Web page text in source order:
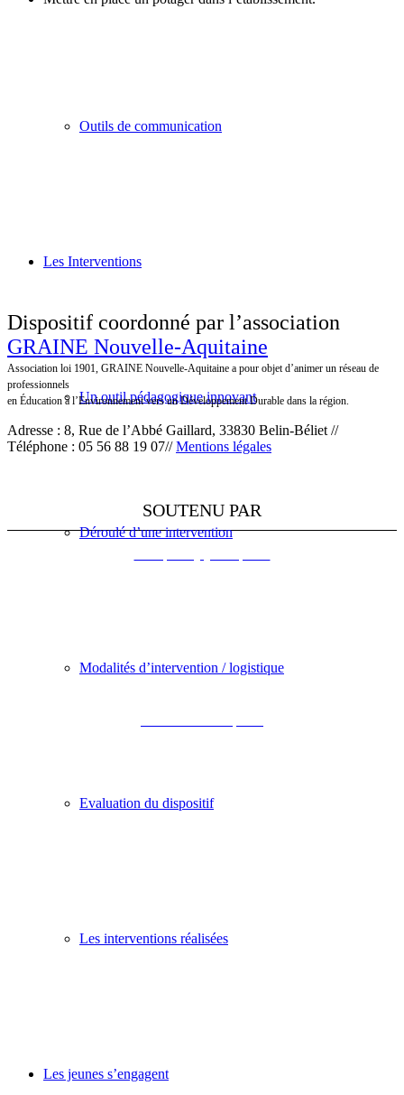
Outils de communication
Les Interventions
Un outil pédagogique innovant
Déroulé d’une intervention
Modalités d’intervention / logistique
Evaluation du dispositif
Les interventions réalisées
Les jeunes s’engagent
Dispositif coordonné par l’association
GRAINE Nouvelle-Aquitaine
Association loi 1901, GRAINE Nouvelle-Aquitaine a pour objet d’animer un réseau de
professionnels
en Éducation à l’Environnement vers un Développement Durable dans la région.
Adresse : 8, Rue de l’Abbé Gaillard, 33830 Belin-Béliet //
Téléphone : 05 56 88 19 07//Mentions légales
SOUTENU PAR